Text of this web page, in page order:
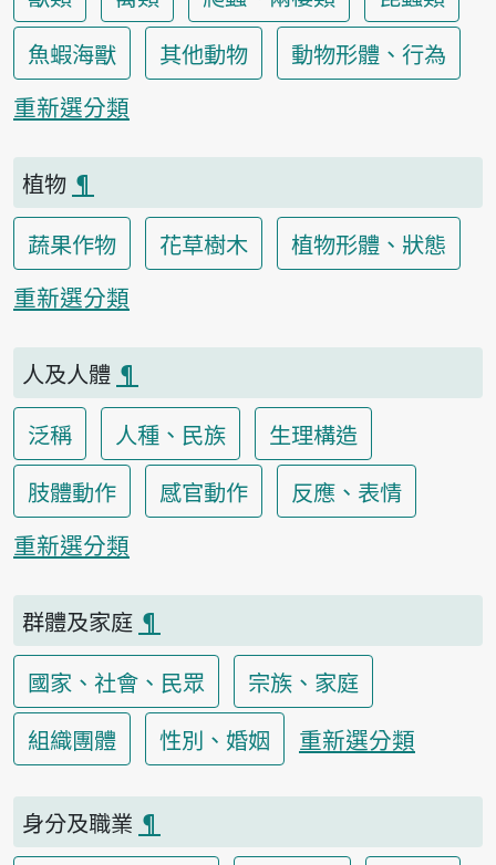
魚蝦海獸
其他動物
動物形體、行為
重新選分類
植物 ¶
蔬果作物
花草樹木
植物形體、狀態
重新選分類
人及人體 ¶
泛稱
人種、民族
生理構造
肢體動作
感官動作
反應、表情
重新選分類
群體及家庭 ¶
國家、社會、民眾
宗族、家庭
組織團體
性別、婚姻 重新選分類
身分及職業 ¶